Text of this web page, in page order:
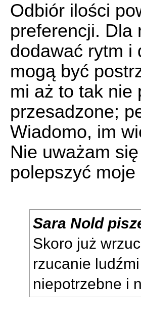
Odbiór ilości
preferencji. Dla
dodawać rytm i
mogą być
mi aż to tak nie
przesadzone;
Wiadomo, im
Nie uważam
polepszyć moje
Sara Nold
Skoro już
rzucanie
niepotrzebne i